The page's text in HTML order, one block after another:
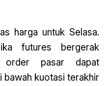
harga untuk Selasa.
futures bergerak
order pasar dapat
bawah kuotasi terakhir